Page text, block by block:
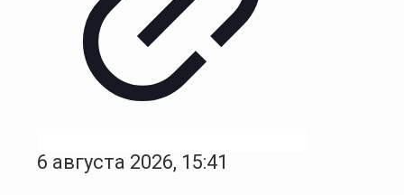
6 августа 2026, 15:41